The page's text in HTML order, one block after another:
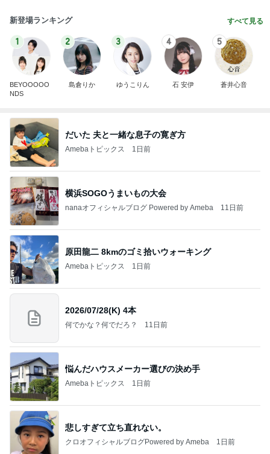
新登場ランキング すべて見る
1
BEYOOOOO
NDS
2
島倉りか
3
ゆうこりん
4
石 安伊
5
蒼井心音
だいた 夫と一緒な息子の寛ぎ方
Amebaトピックス 1日前
横浜SOGOうまいもの大会
nanaオフィシャルブログ Powered by Ameba 11日前
原田龍二 8kmのゴミ拾いウォーキング
Amebaトピックス 1日前
2026/07/28(K) 4本
何でかな？何でだろ？ 11日前
悩んだハウスメーカー選びの決め手
Amebaトピックス 1日前
悲しすぎて立ち直れない。
クロオフィシャルブログPowered by Ameba 1日前